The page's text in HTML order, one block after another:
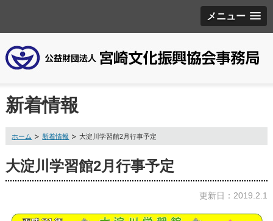
メニュー
新着情報
ホーム 新着情報 大淀川学習館2月行事予定
大淀川学習館2月行事予定
更新日：2019.2.1